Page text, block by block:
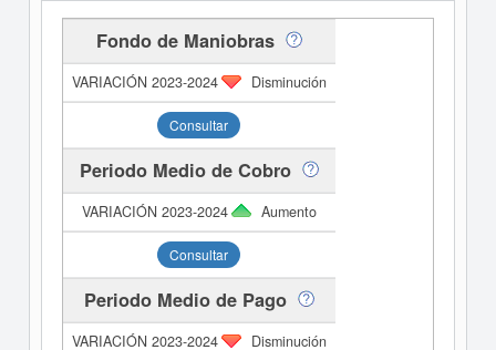
Fondo de Maniobras
Disminución
Consultar
Periodo Medio de Cobro
Aumento
Consultar
Periodo Medio de Pago
Disminución